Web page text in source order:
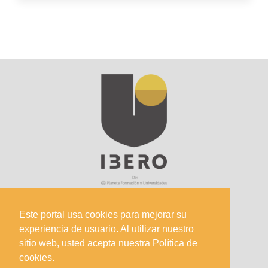
Este portal usa cookies para mejorar su
experiencia de usuario. Al utilizar nuestro
sitio web, usted acepta nuestra Política de
cookies.
Sede Principal
Calle 67 #5-27; Bogotá, Colombia.